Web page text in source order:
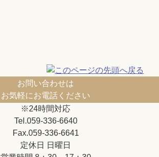
お問い合わせは
お気軽にお電話ください
※24時間対応
Tel.059-336-6640
Fax.059-336-6641
定休日 日曜日